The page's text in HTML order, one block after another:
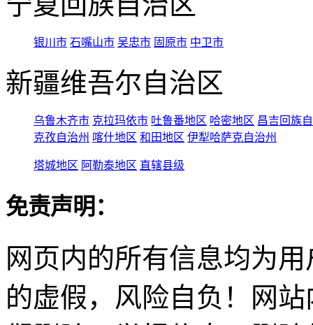
银川市 石嘴山市 吴忠市 固原市 中卫市
新疆维吾尔自治区
乌鲁木齐市 克拉玛依市 吐鲁番地区 哈密地区 昌吉回族
克孜自治州 喀什地区 和田地区 伊犁哈萨克自治州
塔城地区 阿勒泰地区 直辖县级
免责声明：
网页内的所有信息均为
的虚假，风险自负！网